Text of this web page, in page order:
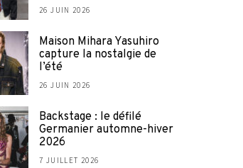
26 JUIN 2026
Maison Mihara Yasuhiro
capture la nostalgie de
l’été
26 JUIN 2026
Backstage : le défilé
Germanier automne-hiver
2026
7 JUILLET 2026